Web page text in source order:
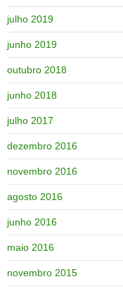
julho 2019
junho 2019
outubro 2018
junho 2018
julho 2017
dezembro 2016
novembro 2016
agosto 2016
junho 2016
maio 2016
novembro 2015